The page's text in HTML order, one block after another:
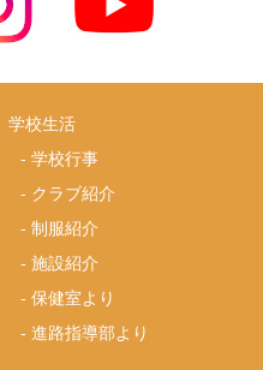
学校生活
-学校行事
- クラブ紹介
-制服紹介
-施設紹介
-保健室より
-進路指導部より